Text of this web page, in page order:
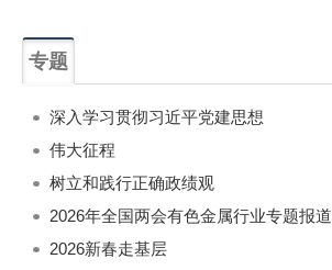
专题
深入学习贯彻习近平党建思想
伟大征程
树立和践行正确政绩观
2026年全国两会有色金属行业专题报道
2026新春走基层